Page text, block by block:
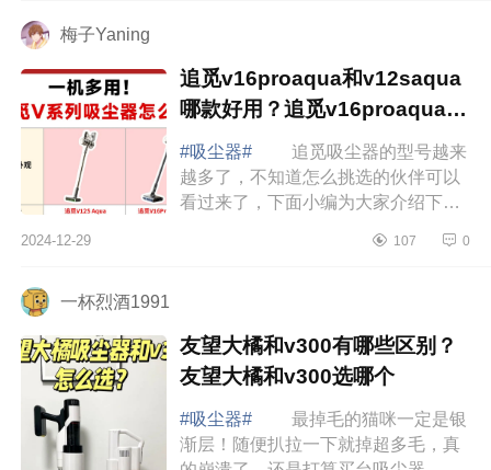
梅子Yaning
追觅v16proaqua和v12saqua
哪款好用？追觅v16proaqua和
v12saqua如何选
#吸尘器#
追觅吸尘器的型号越来
越多了，不知道怎么挑选的伙伴可以
看过来了，下面小编为大家介绍下追
用？追觅v16proaqua和v12saqua如
2024-12-29 107 0
一杯烈酒1991
友望大橘和v300有哪些区别？
友望大橘和v300选哪个
#吸尘器#
最掉毛的猫咪一定是银
渐层！随便扒拉一下就掉超多毛，真